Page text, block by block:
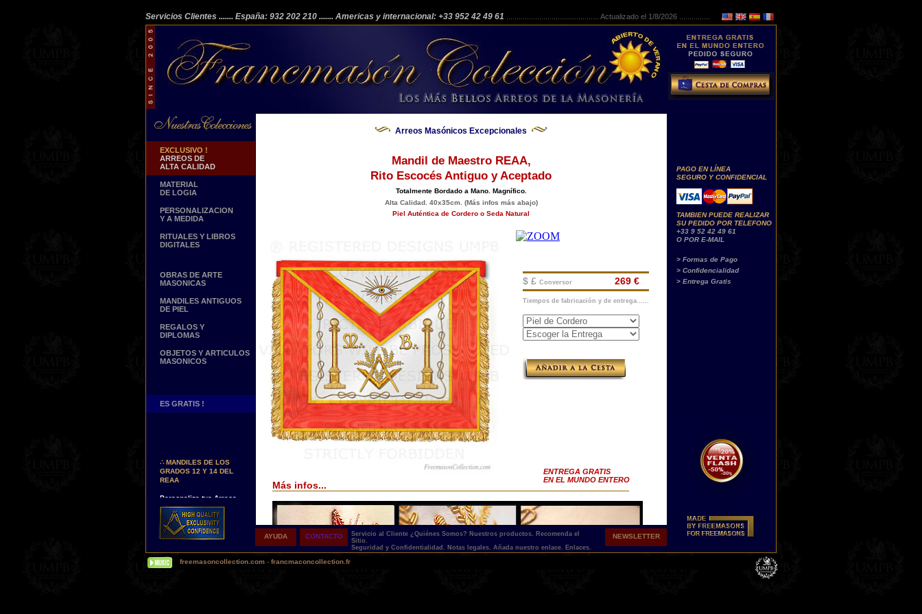
Servicios Clientes ....... España: 932 202 210 ....... Americas y internacional: +33 952 42 49 61 Actualizado el 1/8/2026 ...............
∴ MANDILES DE LOS
GRADOS 12 Y 14 DEL
REAA
Personaliza tus Arreos
SOBRE TU MANDIL, TU
BANDA O TU COLLARIN
Nueva pagina !
TESTIMONIOS DE
NUESTROS CLIENTES
EXCLUSIVO !
ARREOS DE
ALTA CALIDAD
MATERIAL
DE LOGIA
PERSONALIZACION
Y A MEDIDA
RITUALES Y LIBROS
DIGITALES
OBRAS DE ARTE
MASONICAS
MANDILES ANTIGUOS
DE PIEL
REGALOS Y
DIPLOMAS
OBJETOS Y ARTICULOS
MASONICOS
ES GRATIS !
AYUDA CONTACTO Servicio al Cliente ¿Quiénes Somos? Nuestros productos. Recomenda el
Sitio.
Seguridad y Confidentialidad. Notas legales. Añada nuestro enlace. Enlaces.
NEWSLETTER
freemasoncollection.com - francmaconcollection.fr
Arreos Masónicos Excepcionales
Mandil de Maestro REAA,
Rito Escocés Antiguo y Aceptado
Totalmente Bordado a Mano. Magnífico.
Alta Calidad. 40x35cm. (Más infos más abajo)
Piel Auténtica de Cordero o Seda Natural
$ £ Conversor
Tiempos de fabricación y de entrega......
269 €
ENTREGA GRATIS
EN EL MUNDO ENTERO
Más infos...
PAGO EN LÍNEA
SEGURO Y CONFIDENCIAL
TAMBIEN PUEDE REALIZAR
SU PEDIDO POR TELEFONO
+33 9 52 42 49 61
O POR E-MAIL
> Formas de Pago
> Confidencialidad
> Entrega Gratis